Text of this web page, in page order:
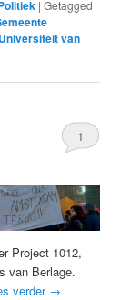
|Getagged
Universiteit van
1
Project 1012,
van Berlage.
verder →